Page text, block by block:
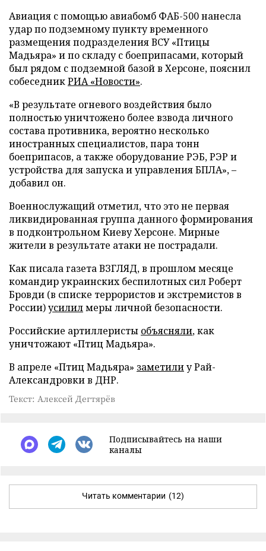
Авиация с помощью авиабомб ФАБ-500 нанесла
удар по подземному пункту временного
размещения подразделения ВСУ «Птицы
Мадьяра» и по складу с боеприпасами, который
был рядом с подземной базой в Херсоне, пояснил
собеседникРИА «Новости».
«В результате огневого воздействия было
полностью уничтожено более взвода личного
состава противника, вероятно несколько
иностранных специалистов, пара тонн
боеприпасов, а также оборудование РЭБ, РЭР и
устройства для запуска и управления БПЛА», –
добавил он.
Военнослужащий отметил, что это не первая
ликвидированная группа данного формирования
в подконтрольном Киеву Херсоне. Мирные
жители в результате атаки не пострадали.
Как писала газета ВЗГЛЯД, в прошлом месяце
командир украинских беспилотных сил Роберт
Бровди (в списке террористов и экстремистов в
России)усилилмеры личной безопасности.
Российские артиллеристы объясняли, как
уничтожают «Птиц Мадьяра».
В апреле «Птиц Мадьяра» заметилиу Рай-
Александровки в ДНР.
Текст: Алексей Дегтярёв
Подписывайтесь на наши
каналы
Читать комментарии (12)